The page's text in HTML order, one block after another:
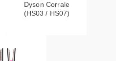
Dyson Corrale
(HS03 / HS07)